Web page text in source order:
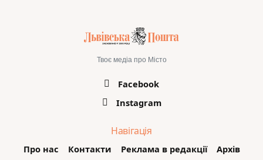
Твоє медіа про Місто
Facebook
Instagram
Навігація
Про нас Контакти Реклама в редакції Архів